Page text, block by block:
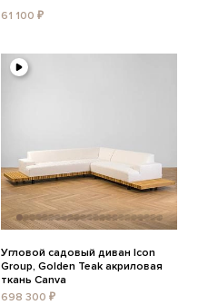
61 100 ₽
Угловой садовый диван Icon
Group, Golden Teak акриловая
ткань Canva
698 300 ₽